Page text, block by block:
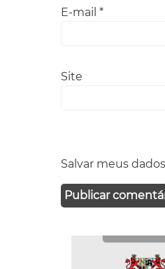
E-mail *
Site
Salvar meus